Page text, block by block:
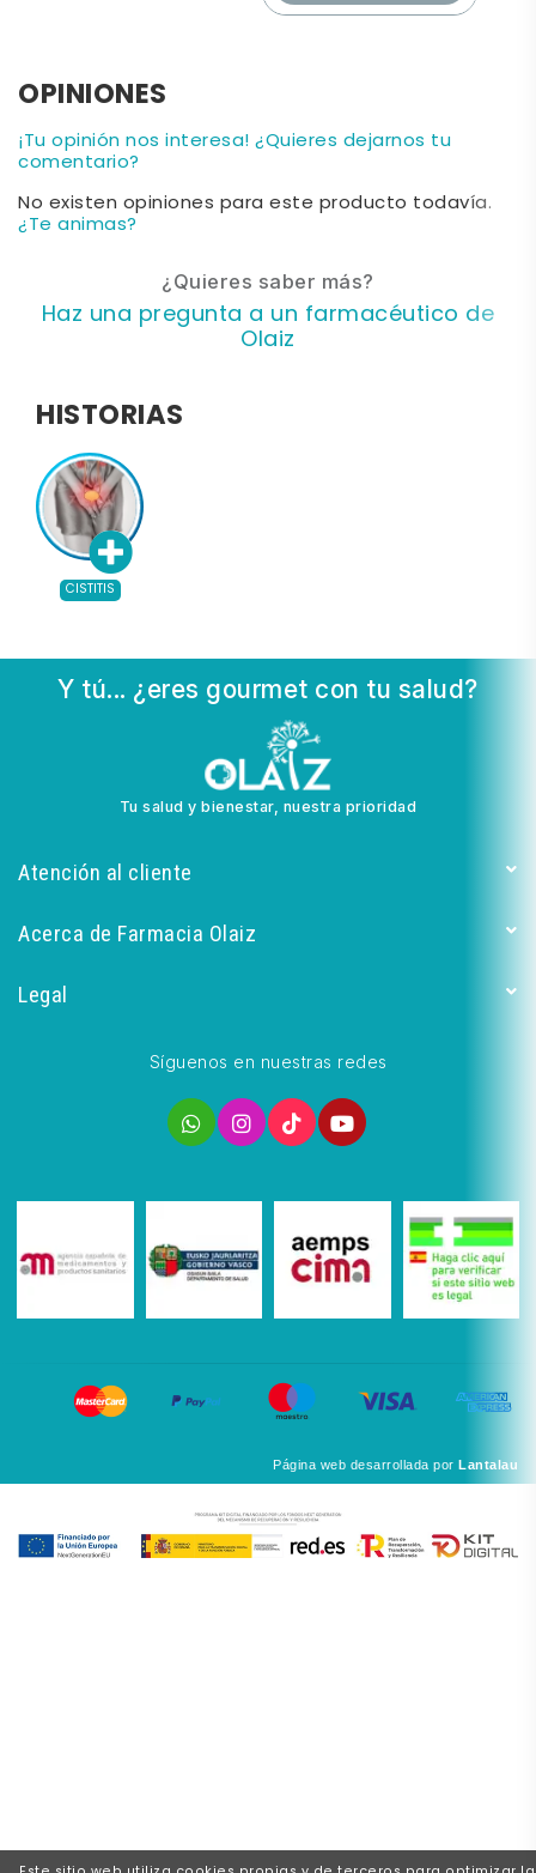
OPINIONES
¡Tu opinión nos interesa! ¿Quieres dejarnos tu
comentario?
No existen opiniones para este producto todavía.
¿Te animas?
¿Quieres saber más?
Haz una pregunta a un farmacéutico de
Olaiz
HISTORIAS
CISTITIS
Y tú... ¿eres gourmet con tu salud?
Tu salud y bienestar, nuestra prioridad
Atención al cliente
Acerca de Farmacia Olaiz
Legal
Síguenos en nuestras redes
Página web desarrollada por Lantalau